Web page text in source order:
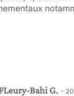
Bahi G. -